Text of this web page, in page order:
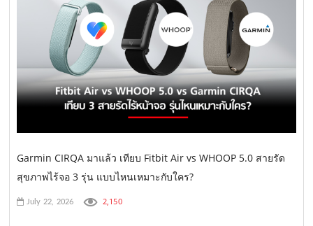
Garmin CIRQA มาแล้ว เทียบ Fitbit Air vs WHOOP 5.0 สายรัด
สุขภาพไร้จอ 3 รุ่น แบบไหนเหมาะกับใคร?
July 22, 2026 2,150